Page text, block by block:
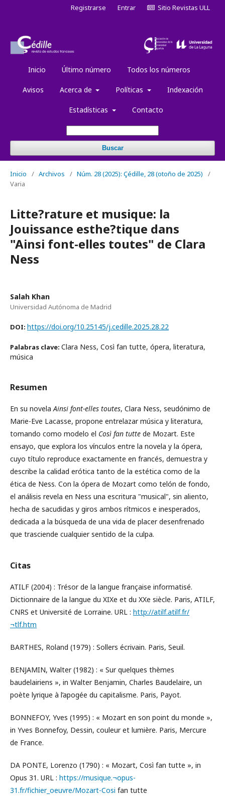
Inicio Último número Todos los números
Avisos Acerca de Políticas Indexación
Estadísticas Contacto
Buscar
Registrarse Entrar Sitio Revistas ULL
Inicio / Archivos / Núm. 28 (2025): Çédille, 28 (otoño de 2025)
/
Varia
Litte?rature et musique: la
Jouissance esthe?tique dans
"Ainsi font-elles toutes" de Clara
Ness
Salah Khan
Universidad Autónoma de Madrid
DOI: https://doi.org/10.25145/j.cedille.2025.28.22
Palabras clave: Clara Ness, Così fan tutte, ópera, literatura,
música
Resumen
En su novela Ainsi font-elles toutes, Clara Ness, seudónimo de
Marie-Eve Lacasse, propone entrelazar música y literatura,
tomando como modelo el Così fan tutte de Mozart. Este
ensayo, que explora los vínculos entre la novela y la ópera,
cuyo título reproduce exactamente en francés, demuestra y
describe la calidad erótica tanto de la estética como de la
ética de Ness. Con la ópera de Mozart como telón de fondo,
el análisis revela en Ness una escritura "musical", sin aliento,
hecha de sacudidas y giros ambos rítmicos e inesperados,
dedicada a la búsqueda de una vida de placer desenfrenado
que trasciende cualquier sentido de la culpa.
Citas
ATILF (2004) : Trésor de la langue française informatisé.
Dictionnaire de la langue du XIXe et du XXe siècle. Paris, ATILF,
CNRS et Université de Lorraine. URL : http://atilf.atilf.fr/
¬tlf.htm
BARTHES, Roland (1979) : Sollers écrivain. Paris, Seuil.
BENJAMIN, Walter (1982) : « Sur quelques thèmes
baudelairiens », in Walter Benjamin, Charles Baudelaire, un
poète lyrique à l’apogée du capitalisme. Paris, Payot.
BONNEFOY, Yves (1995) : « Mozart en son point du monde »,
in Yves Bonnefoy, Dessin, couleur et lumière. Paris, Mercure
de France.
DA PONTE, Lorenzo (1790) : « Mozart, Così fan tutte », in
Opus 31. URL : https://musique.¬opus-
31.fr/fichier_oeuvre/Mozart-Cosi fan tutte